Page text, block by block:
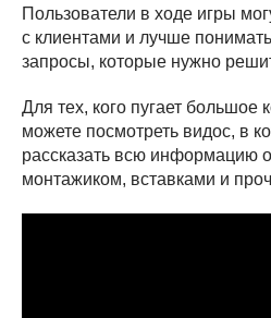
Пользователи в ходе игры
с клиентами и лучше
запросы, которые нужно
Для тех, кого пугает большое
можете посмотреть видос, в
рассказать всю
монтажиком, вставками и